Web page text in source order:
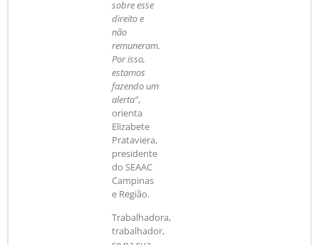
sobre esse
direito e
não
remuneram.
Por isso,
estamos
fazendo um
alerta”,
orienta
Elizabete
Prataviera,
presidente
do SEAAC
Campinas
e Região.
Trabalhadora,
trabalhador,